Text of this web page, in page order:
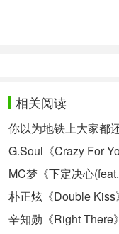
相关阅读
你以为地铁上大家都
G.Soul《Crazy For
MC梦《下定决心
朴正炫《Double
辛知勋《Right There